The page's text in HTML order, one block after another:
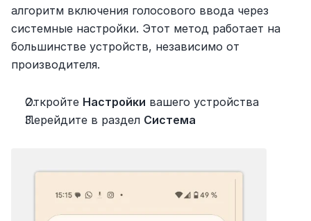
алгоритм включения голосового ввода через
системные настройки. Этот метод работает на
большинстве устройств, независимо от
производителя.
Откройте Настройки вашего устройства
Перейдите в раздел Система